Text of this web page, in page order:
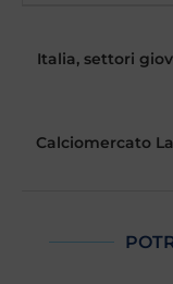
Italia, settori
Calciomercato